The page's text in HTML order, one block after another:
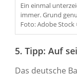
Ein einmal
immer. Grund
Foto: Adobe Stock
5. Tipp: Auf
Das deutsche